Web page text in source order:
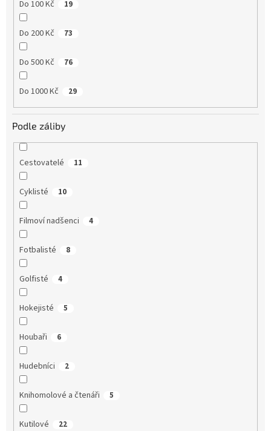
Do 100 Kč 19
Do 200 Kč 73
Do 500 Kč 76
Do 1000 Kč 29
Podle záliby
Cestovatelé 11
Cyklisté 10
Filmoví nadšenci 4
Fotbalisté 8
Golfisté 4
Hokejisté 5
Houbaři 6
Hudebníci 2
Knihomolové a čtenáři 5
Kutilové 22